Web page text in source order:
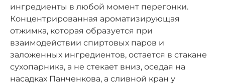
ингредиенты в любой момент перегонки.
Концентрированная ароматизирующая
отжимка, которая образуется при
взаимодействии спиртовых паров и
заложенных ингредиентов, остается в стакане
сухопарника, а не стекает вниз, оседая на
насадках Панченкова, а сливной кран у